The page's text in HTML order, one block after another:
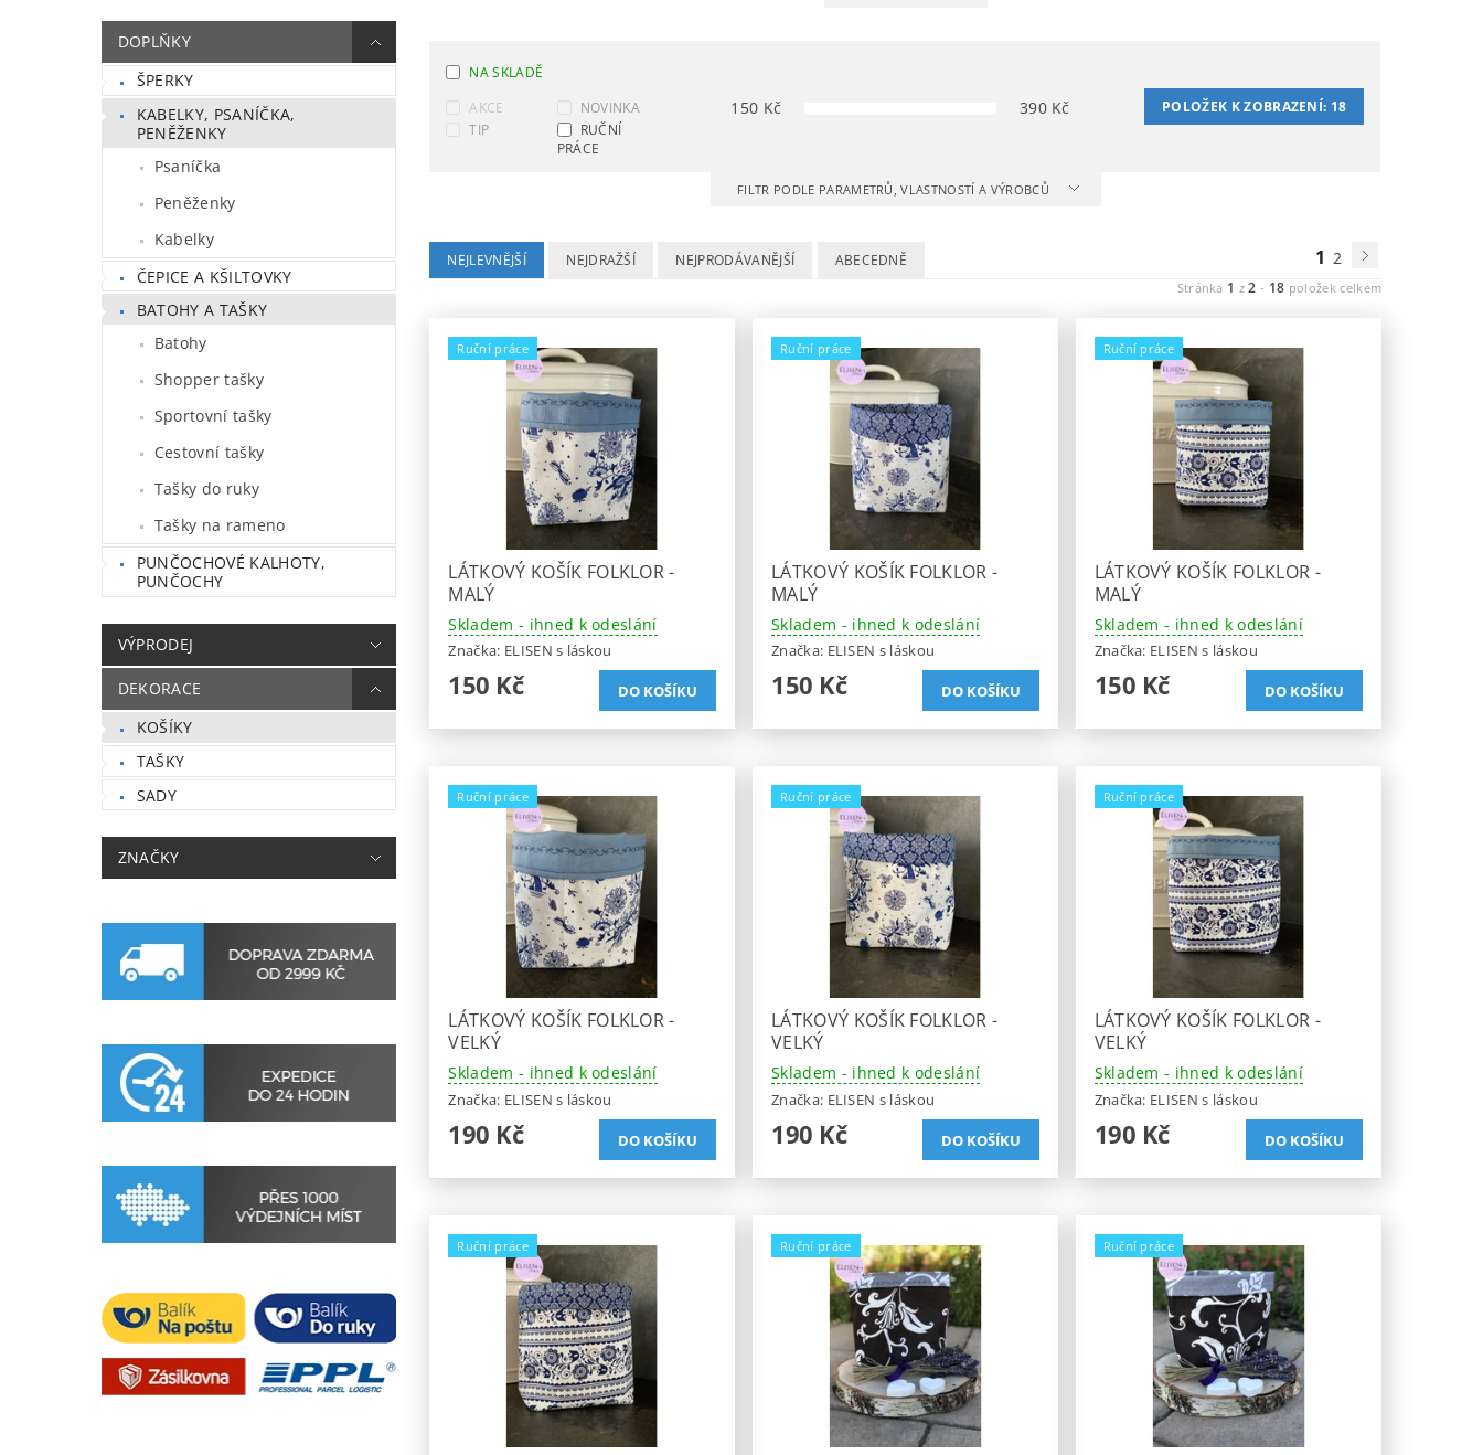
DOPLŇKY
ŠPERKY
KABELKY, PSANÍČKA,
PENĚŽENKY
Psaníčka
Peněženky
Kabelky
ČEPICE A KŠILTOVKY
BATOHY A TAŠKY
Batohy
Shopper tašky
Sportovní tašky
Cestovní tašky
Tašky do ruky
Tašky na rameno
PUNČOCHOVÉ KALHOTY,
PUNČOCHY
VÝPRODEJ
DEKORACE
KOŠÍKY
TAŠKY
SADY
ZNAČKY
NA SKLADĚ
AKCE
NOVINKA
TIP
RUČNÍ
PRÁCE
150 Kč 390Kč POLOŽEK K ZOBRAZENÍ: 18
FILTR PODLE PARAMETRŮ, VLASTNOSTÍ A VÝROBCŮ
NEJLEVNĚJŠÍ NEJDRAŽŠÍ NEJPRODÁVANĚJŠÍ ABECEDNĚ 1 2
Stránka 1 z2 - 18 položek celkem
Ruční práce
LÁTKOVÝ KOŠÍK FOLKLOR -
MALÝ
Skladem - ihned k odeslání
Značka: ELISEN s láskou
150 Kč
Ruční práce
LÁTKOVÝ KOŠÍK FOLKLOR -
MALÝ
Skladem - ihned k odeslání
Značka: ELISEN s láskou
150 Kč
Ruční práce
LÁTKOVÝ KOŠÍK FOLKLOR -
MALÝ
Skladem - ihned k odeslání
Značka: ELISEN s láskou
150 Kč
Ruční práce
LÁTKOVÝ KOŠÍK FOLKLOR -
VELKÝ
Skladem - ihned k odeslání
Značka: ELISEN s láskou
190 Kč
Ruční práce
LÁTKOVÝ KOŠÍK FOLKLOR -
VELKÝ
Skladem - ihned k odeslání
Značka: ELISEN s láskou
190 Kč
Ruční práce
LÁTKOVÝ KOŠÍK FOLKLOR -
VELKÝ
Skladem - ihned k odeslání
Značka: ELISEN s láskou
190 Kč
Ruční práce Ruční práce Ruční práce